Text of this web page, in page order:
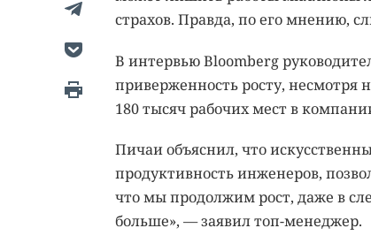
страхов. Правда, по его мнению,
В интервью Bloomberg
приверженность росту, несмотря
180 тысяч рабочих мест в
Пичаи объяснил, что
продуктивность инженеров,
что мы продолжим рост, даже в
больше», — заявил топ-менеджер.